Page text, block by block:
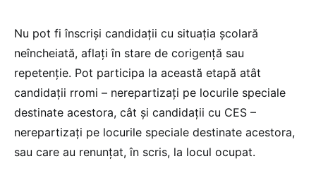
Nu pot fi înscriși candidații cu situația școlară
neîncheiată, aflați în stare de corigență sau
repetenție. Pot participa la această etapă atât
candidații rromi – nerepartizați pe locurile speciale
destinate acestora, cât și candidații cu CES –
nerepartizați pe locurile speciale destinate acestora,
sau care au renunțat, în scris, la locul ocupat.